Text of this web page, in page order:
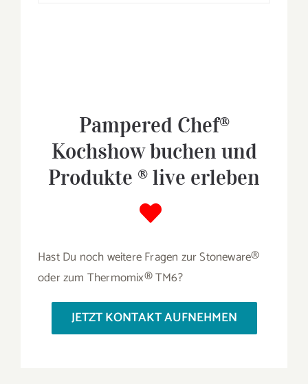
Pampered Chef®
Kochshow buchen und
Produkte ® live erleben
Hast Du noch weitere Fragen zur Stoneware®
oder zum Thermomix® TM6?
JETZT KONTAKT AUFNEHMEN